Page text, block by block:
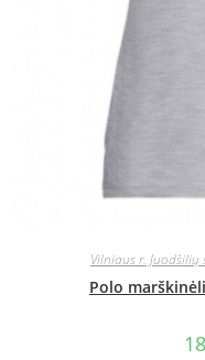
Vilniaus r. Juodšilių
Polo